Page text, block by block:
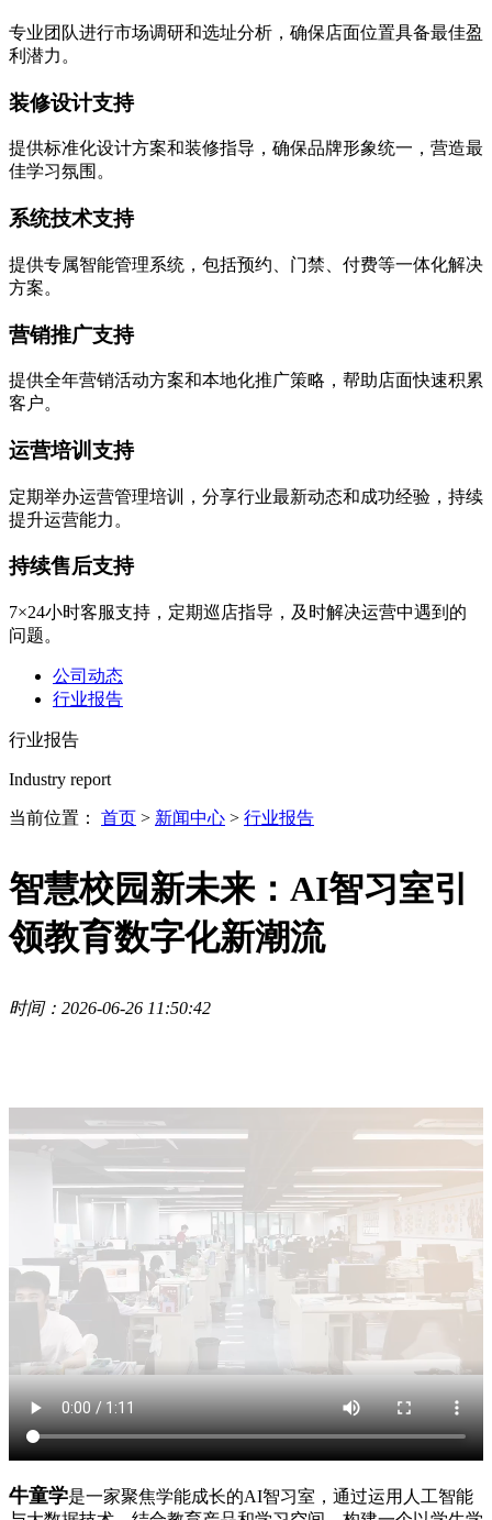
专业团队进行市场调研和选址分析，确保店面位置具备最佳盈
利潜力。
装修设计支持
提供标准化设计方案和装修指导，确保品牌形象统一，营造最
佳学习氛围。
系统技术支持
提供专属智能管理系统，包括预约、门禁、付费等一体化解决
方案。
营销推广支持
提供全年营销活动方案和本地化推广策略，帮助店面快速积累
客户。
运营培训支持
定期举办运营管理培训，分享行业最新动态和成功经验，持续
提升运营能力。
持续售后支持
7×24小时客服支持，定期巡店指导，及时解决运营中遇到的
问题。
公司动态
行业报告
行业报告
Industry report
当前位置： 首页 > 新闻中心 > 行业报告
智慧校园新未来：AI智习室引
领教育数字化新潮流
时间：2026-06-26 11:50:42
牛童学是一家聚焦学能成长的AI智习室，通过运用人工智能